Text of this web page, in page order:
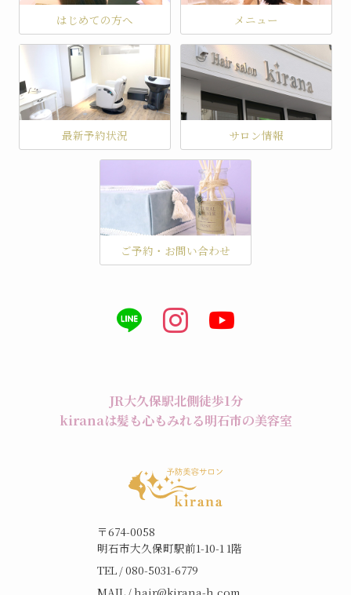
はじめての方へ メニュー
最新予約状況 サロン情報
ご予約・お問い合わせ
JR大久保駅北側徒歩1分
kiranaは髪も心もみれる明石市の美容室
〒674-0058
明石市大久保町駅前1-10-1 1階
TEL / 080-5031-6779
MAIL /hair@kirana-h.com